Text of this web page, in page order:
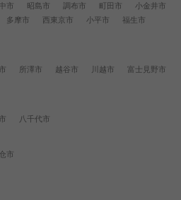
市 昭島市 調布市 町田市
小金井市
多摩市 西東京市 小平市
福生市
所澤市 越谷市 川越市
富士見野市
八千代市
市